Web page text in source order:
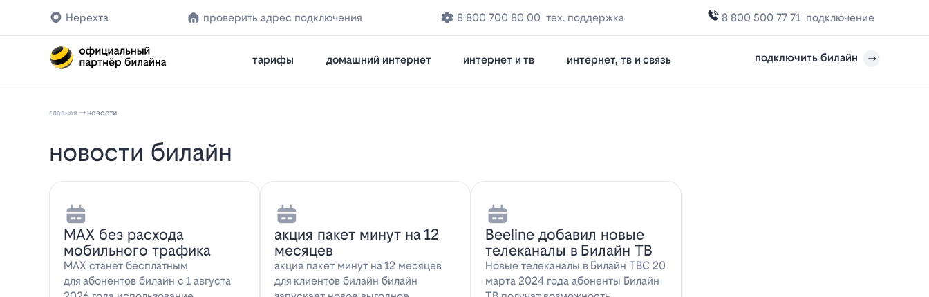
Нерехта проверить адрес подключения 8 800 700 80 00 тех. поддержка 8 800 500 77 71 подключение
тарифы домашний интернет интернет и тв интернет, тв и связь подключить билайн
главная новости
новости билайн
MAX без расхода
мобильного трафика
MAX станет бесплатным
для абонентов билайн с 1 августа
акция пакет минут на 12
месяцев
акция пакет минут на 12 месяцев
для клиентов билайн билайн
Beeline добавил новые
телеканалы в Билайн ТВ
Новые телеканалы в Билайн ТВС 20
марта 2024 года абоненты Билайн